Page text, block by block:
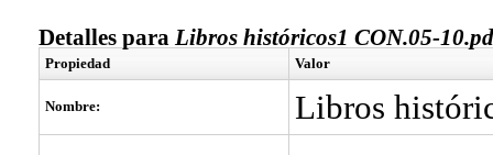
Detalles para Libros históricos1 CON.05-
Propiedad Valor
Nombre: Libros